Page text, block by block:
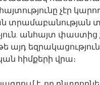
չէր
անհայտ փաստից
այդ
հիմքերի վրա։